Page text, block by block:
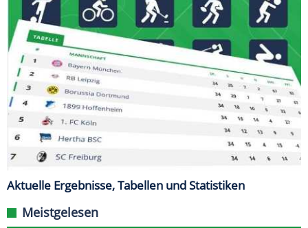
Aktuelle Ergebnisse, Tabellen und Statistiken
Meistgelesen